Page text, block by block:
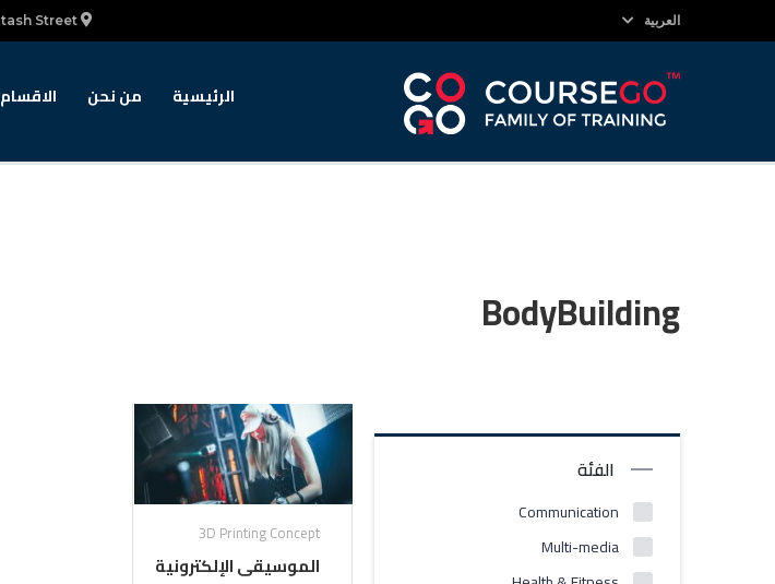
العربية
الرئيسية من نحن الاقسام
BodyBuilding
الفئة
Communication
Multi-media
3D Printing Concept
الموسيقى الإلكترونية